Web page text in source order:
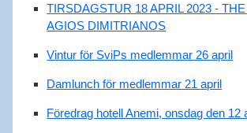
TIRSDAGSTUR 18 APRIL 2023 -
AGIOS DIMITRIANOS
Vintur för SviPs medlemmar 26 april
Damlunch för medlemmar 21 april
Föredrag hotell Anemi, onsdag den 12